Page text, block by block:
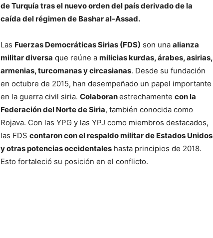
de Turquía tras el nuevo orden del país derivado de la
caída del régimen de Bashar al-Assad.
Las Fuerzas Democráticas Sirias (FDS) son unaalianza
militar diversa que reúne amilicias kurdas, árabes, asirias,
armenias, turcomanas y circasianas. Desde su fundación
en octubre de 2015, han desempeñado un papel importante
en la guerra civil siria.Colaboranestrechamentecon la
Federación del Norte de Siria, también conocida como
Rojava. Con las YPG y las YPJ como miembros destacados,
las FDScontaron con el respaldo militar de Estados Unidos
y otras potencias occidentales hasta principios de 2018.
Esto fortaleció su posición en el conflicto.